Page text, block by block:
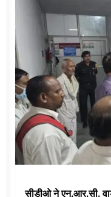
सीडीओ ने एन.आर.सी.